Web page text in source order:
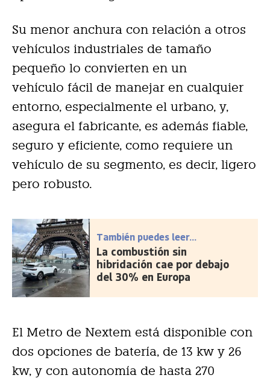
Su menor anchura con relación a otros
vehículos industriales de tamaño
pequeño lo convierten en un
vehículo fácil de manejar en cualquier
entorno, especialmente el urbano, y,
asegura el fabricante, es además fiable,
seguro y eficiente, como requiere un
vehículo de su segmento, es decir, ligero
pero robusto.
También puedes leer...
La combustión sin
hibridación cae por debajo
del 30% en Europa
El Metro de Nextem está disponible con
dos opciones de batería, de 13 kw y 26
kw, y con autonomía de hasta 270